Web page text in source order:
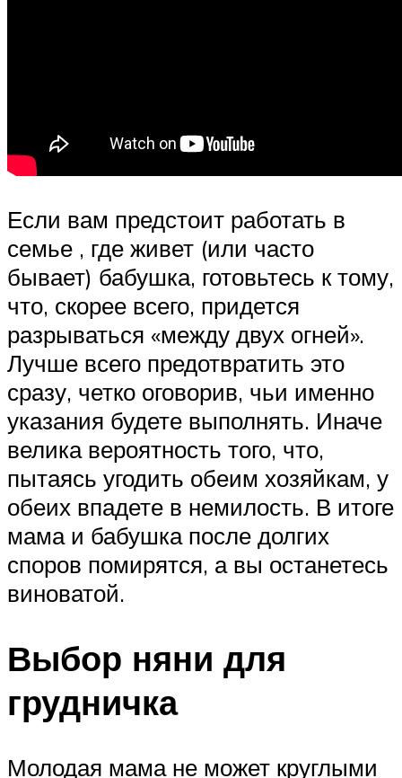
Если вам предстоит работать в
семье , где живет (или часто
бывает) бабушка, готовьтесь к тому,
что, скорее всего, придется
разрываться «между двух огней».
Лучше всего предотвратить это
сразу, четко оговорив, чьи именно
указания будете выполнять. Иначе
велика вероятность того, что,
пытаясь угодить обеим хозяйкам, у
обеих впадете в немилость. В итоге
мама и бабушка после долгих
споров помирятся, а вы останетесь
виноватой.
Выбор няни для
грудничка
Молодая мама не может круглыми